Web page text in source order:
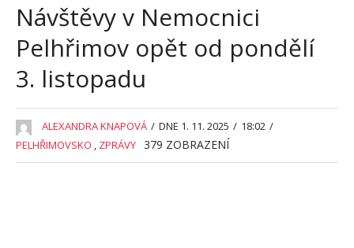
Návštěvy v Nemocnici
Pelhřimov opět od pondělí
3. listopadu
ALEXANDRA KNAPOVÁ / DNE 1. 11. 2025 / 18:02 /
PELHŘIMOVSKO , ZPRÁVY 379 ZOBRAZENÍ